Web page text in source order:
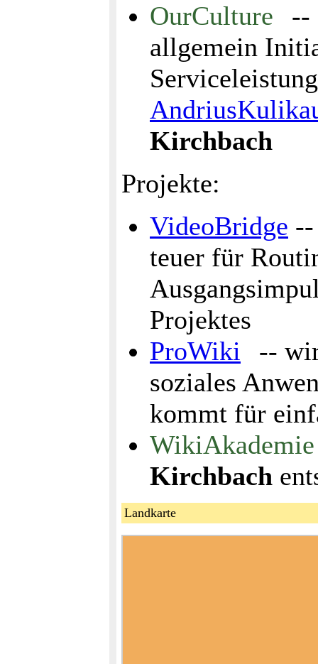
OurCulture
--
allgemein
Kirchbach
Projekte:
VideoBridge
teuer für
Projektes
ProWiki
--
soziales
kommt für
WikiAkademie
Kirchbach
Landkarte